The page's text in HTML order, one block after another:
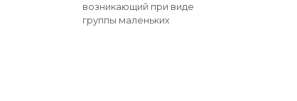
возникающий при виде
группы маленьких